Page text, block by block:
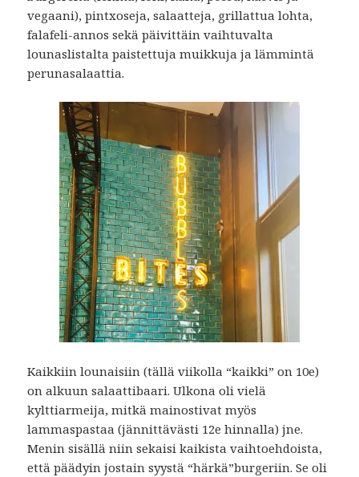
vegaani), pintxoseja, salaatteja, grillattua lohta,
falafeli-annos sekä päivittäin vaihtuvalta
lounaslistalta paistettuja muikkuja ja lämmintä
perunasalaattia.
Kaikkiin lounaisiin (tällä viikolla “kaikki” on 10e)
on alkuun salaattibaari. Ulkona oli vielä
kylttiarmeija, mitkä mainostivat myös
lammaspastaa (jännittävästi 12e hinnalla) jne.
Menin sisällä niin sekaisi kaikista vaihtoehdoista,
että päädyin jostain syystä “härkä”burgeriin. Se oli